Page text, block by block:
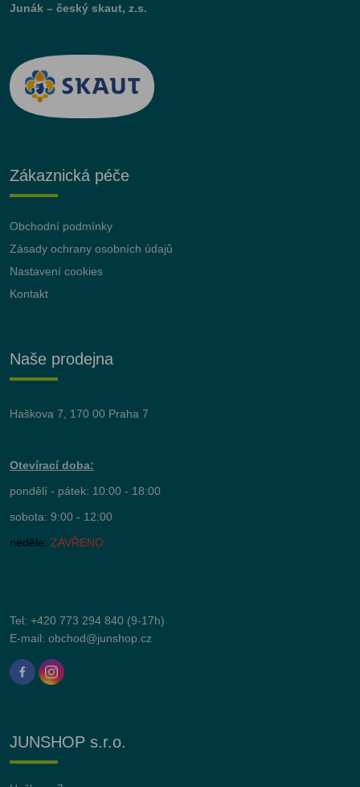
Junák – český skaut, z.s.
Zákaznická péče
Obchodní podmínky
Zásady ochrany osobních údajů
Nastavení cookies
Kontakt
Naše prodejna
Haškova 7, 170 00 Praha 7
Otevírací doba:
pondělí - pátek: 10:00 - 18:00
sobota: 9:00 - 12:00
neděle: ZAVŘENO
Tel: +420 773 294 840 (9-17h)
E-mail: obchod@junshop.cz
JUNSHOP s.r.o.